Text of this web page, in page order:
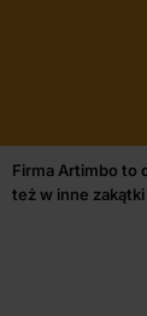
Firma Artimbo to
też w inne